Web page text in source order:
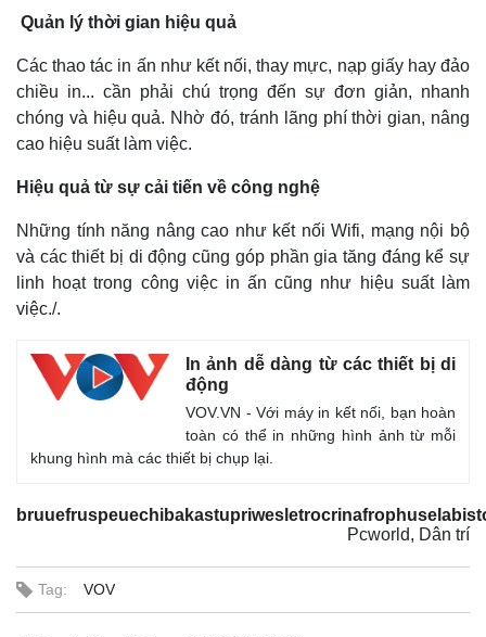
Quản lý thời gian hiệu quả
Các thao tác in ấn như kết nối, thay mực, nạp giấy hay đảo
chiều in... cần phải chú trọng đến sự đơn giản, nhanh
chóng và hiệu quả. Nhờ đó, tránh lãng phí thời gian, nâng
cao hiệu suất làm việc.
Hiệu quả từ sự cải tiến về công nghệ
Những tính năng nâng cao như kết nối Wifi, mạng nội bộ
và các thiết bị di động cũng góp phần gia tăng đáng kể sự
linh hoạt trong công việc in ấn cũng như hiệu suất làm
việc./.
In ảnh dễ dàng từ các thiết bị di
động
VOV.VN - Với máy in kết nối, bạn hoàn
toàn có thể in những hình ảnh từ mỗi
khung hình mà các thiết bị chụp lại.
Pcworld, Dân trí
Tag: VOV